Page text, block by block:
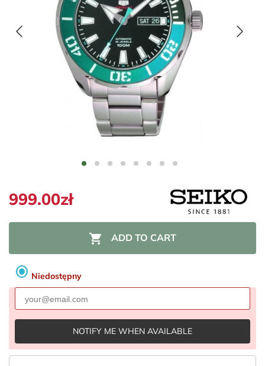
999.00zł
 ADD TO CART
radio_button_checked Niedostępny
NOTIFY ME WHEN AVAILABLE